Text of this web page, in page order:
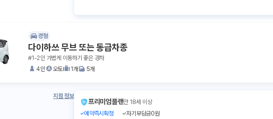
경형
다이하쓰 무브 또는 동급차종
#1-2인 가볍게 이동하기 좋은 경차
4인
오토 1개 5개
지점 정보
프리미엄플랜만 18세 이상
예약즉시확정
자기부담금0원